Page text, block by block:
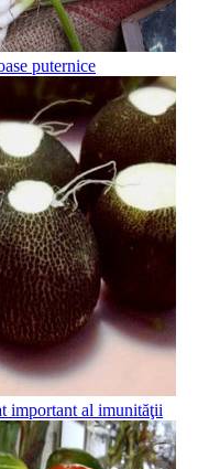
puternice
important al imunităţii